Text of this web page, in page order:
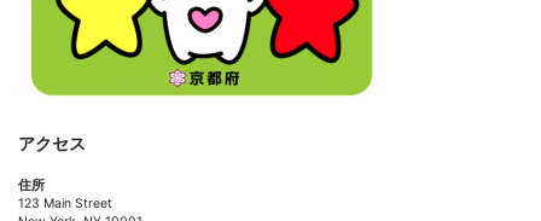
アクセス
住所
123 Main Street